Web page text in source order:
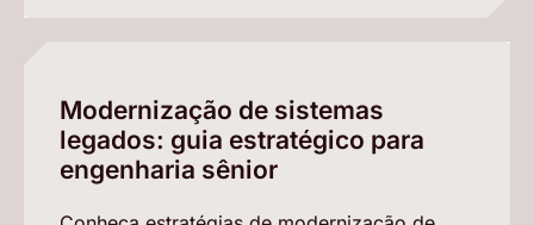
Modernização de sistemas
legados: guia estratégico para
engenharia sênior